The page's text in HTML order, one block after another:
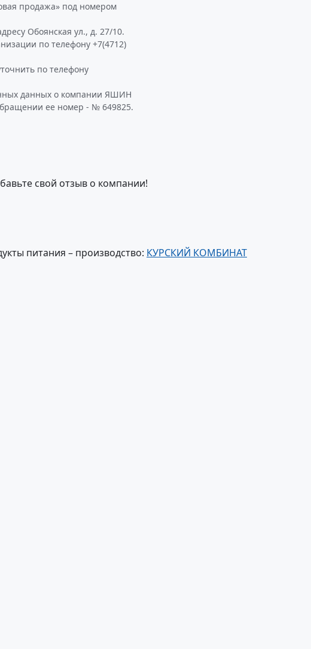
продажа» под номером
Обоянская ул., д. 27/10.
по телефону +7(4712)
по телефону
данных о компании ЯШИН
ее номер - № 649825.
свой отзыв о компании!
питания – производство: КУРСКИЙ КОМБИНАТ